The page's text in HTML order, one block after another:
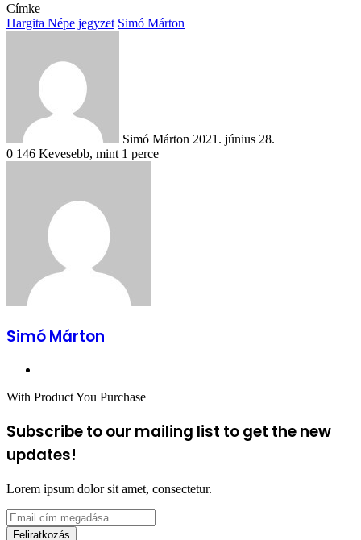
Címke
Hargita Népe jegyzet Simó Márton
Simó Márton 2021. június 28.
0 146 Kevesebb, mint 1 perce
Simó Márton
With Product You Purchase
Subscribe to our mailing list to get the new
updates!
Lorem ipsum dolor sit amet, consectetur.
Email
cím